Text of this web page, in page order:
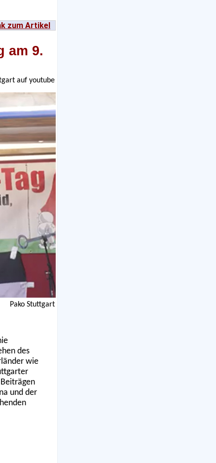
zum Artikel
am 9.
auf youtube
Pako Stuttgart
des
wie
und der